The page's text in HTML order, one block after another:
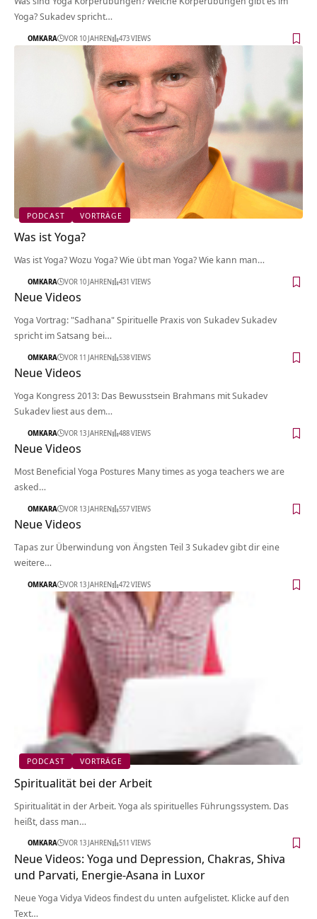
Yoga? Sukadev spricht…
OMKARA VOR 10 JAHREN 473 VIEWS
PODCAST VORTRÄGE
Was ist Yoga?
Was ist Yoga? Wozu Yoga? Wie übt man Yoga? Wie kann man…
OMKARA VOR 10 JAHREN 431 VIEWS
Neue Videos
Yoga Vortrag: "Sadhana" Spirituelle Praxis von Sukadev Sukadev
spricht im Satsang bei…
OMKARA VOR 11 JAHREN 538 VIEWS
Neue Videos
Yoga Kongress 2013: Das Bewusstsein Brahmans mit Sukadev
Sukadev liest aus dem…
OMKARA VOR 13 JAHREN 488 VIEWS
Neue Videos
Most Beneficial Yoga Postures Many times as yoga teachers we are
asked…
OMKARA VOR 13 JAHREN 557 VIEWS
Neue Videos
Tapas zur Überwindung von Ängsten Teil 3 Sukadev gibt dir eine
weitere…
OMKARA VOR 13 JAHREN 472 VIEWS
PODCAST VORTRÄGE
Spiritualität bei der Arbeit
Spiritualität in der Arbeit. Yoga als spirituelles Führungssystem. Das
heißt, dass man…
OMKARA VOR 13 JAHREN 511 VIEWS
Neue Videos: Yoga und Depression, Chakras, Shiva
und Parvati, Energie-Asana in Luxor
Neue Yoga Vidya Videos findest du unten aufgelistet. Klicke auf den
Text…